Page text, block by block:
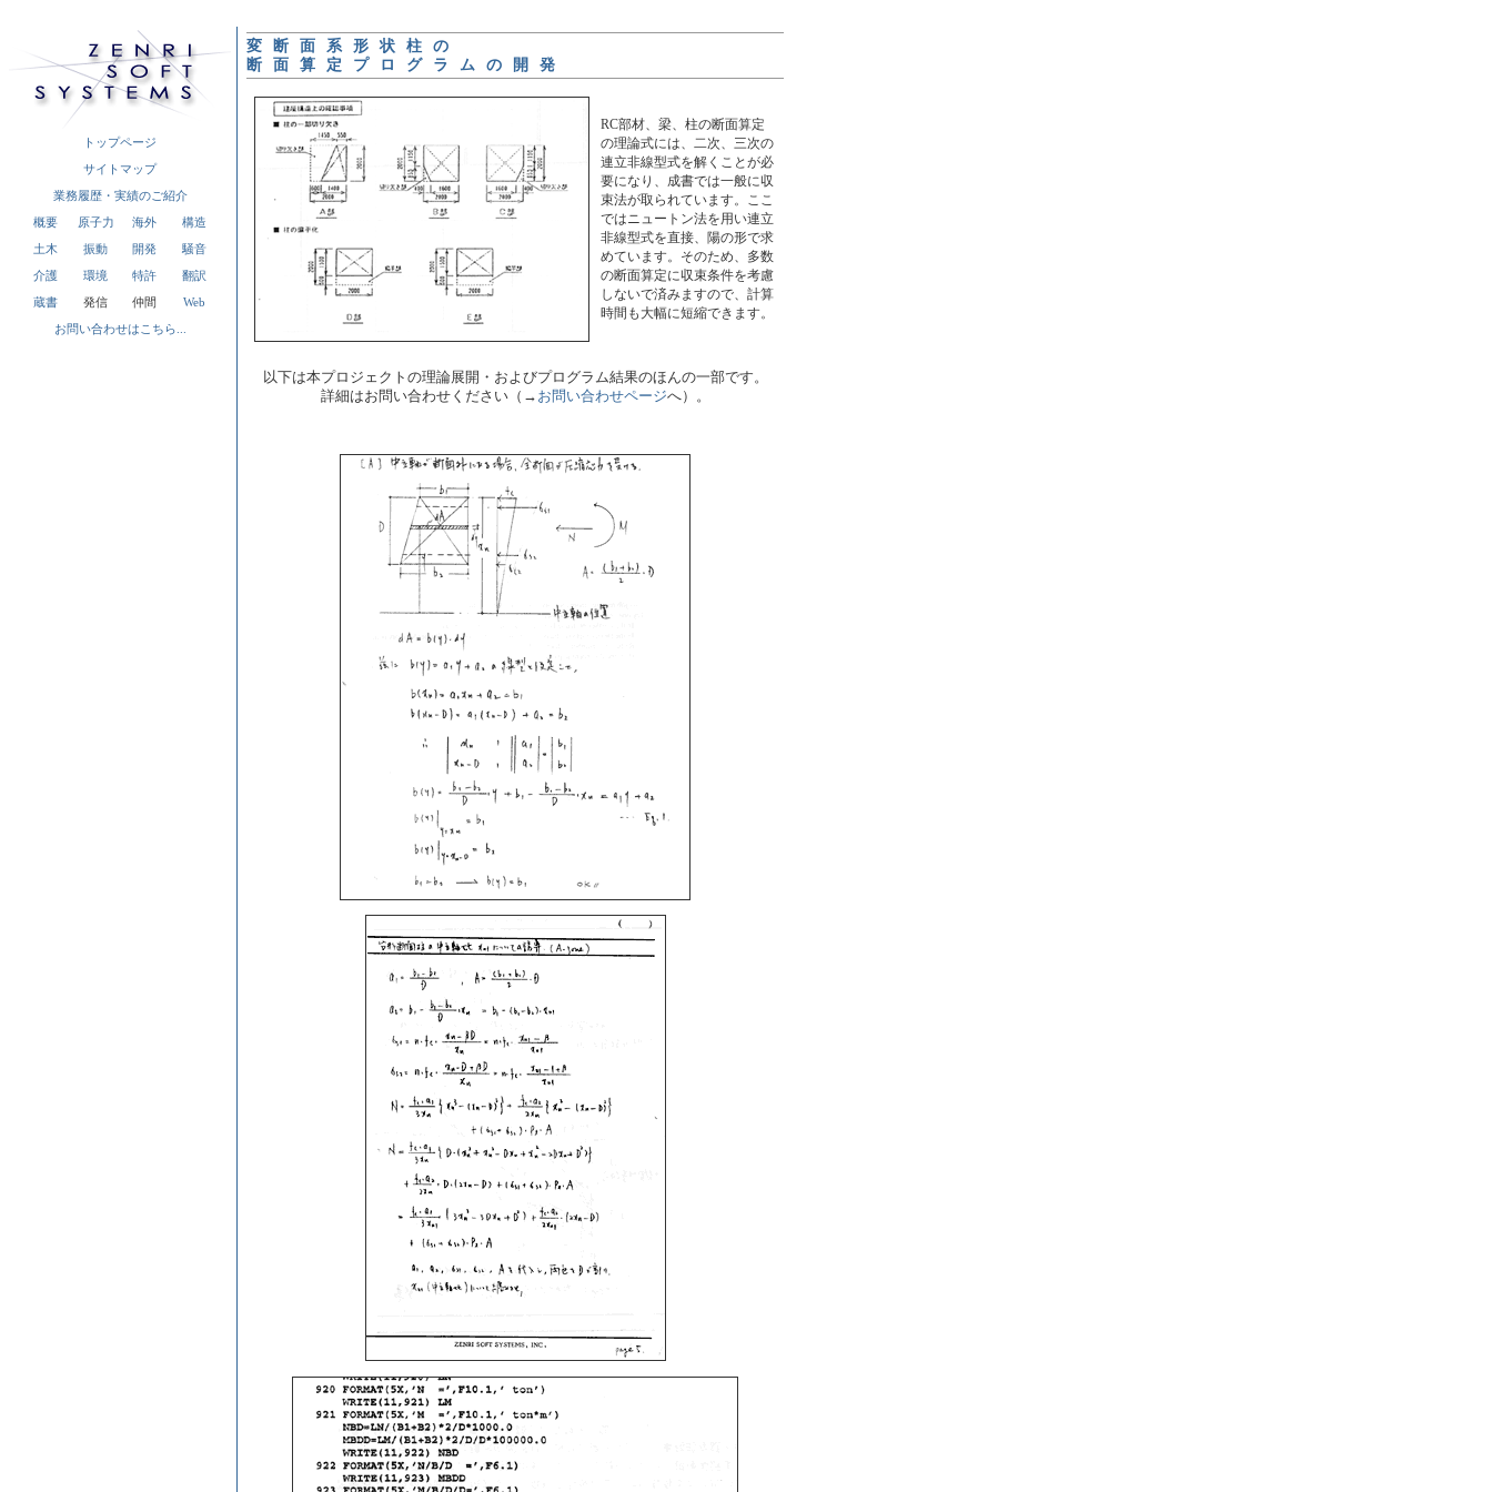
トップページ
サイトマップ
業務履歴・実績のご紹介
概要 原子力 海外 構造
土木 振動 開発 騒音
介護 環境 特許 翻訳
蔵書 発信 仲間 Web
お問い合わせはこちら...
変断面系形状柱の
断面算定プログラムの開発
RC部材、梁、柱の断面算定
の理論式には、二次、三次の
連立非線型式を解くことが必
要になり、成書では一般に収
束法が取られています。ここ
ではニュートン法を用い連立
非線型式を直接、陽の形で求
めています。そのため、多数
の断面算定に収束条件を考慮
しないで済みますので、計算
時間も大幅に短縮できます。
以下は本プロジェクトの理論展開・およびプログラム結果のほんの一部です。
詳細はお問い合わせください（→ お問い合わせページへ）。